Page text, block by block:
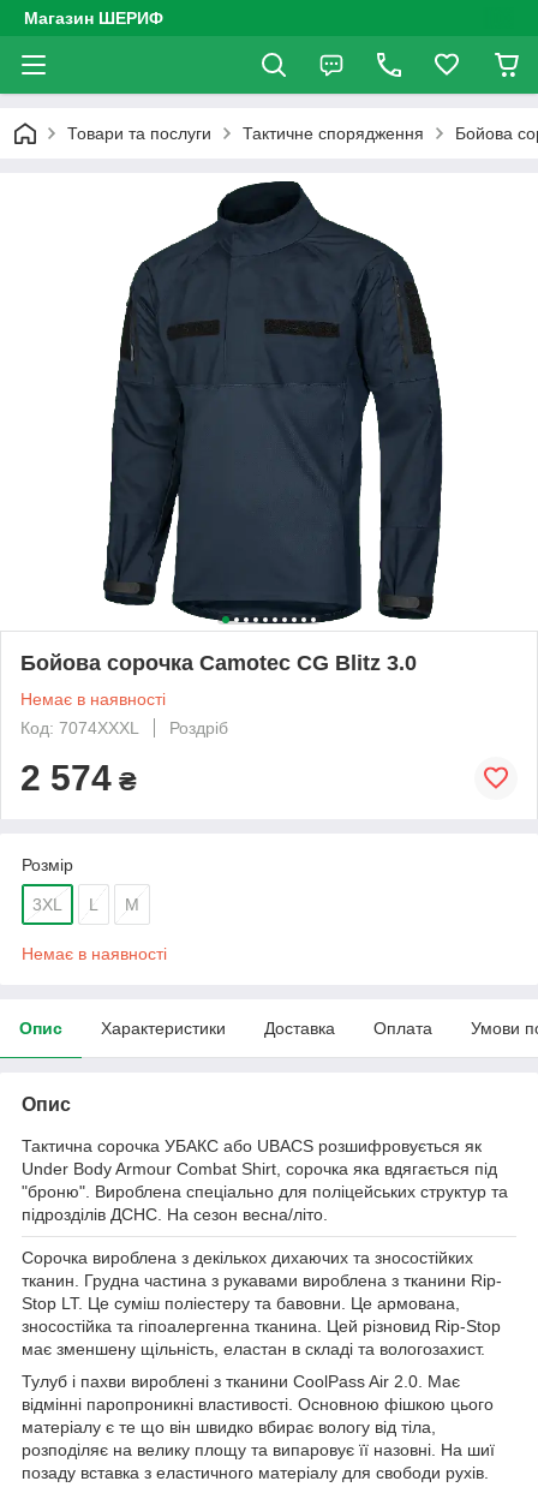
Магазин ШЕРИФ
Товари та послуги Тактичне спорядження Бойова
Бойова сорочка Camotec CG Blitz 3.0
Немає в наявності
Код: 7074XXXL
Роздріб
2 574 ₴
Розмір
3XL L M
Немає в наявності
Опис Характеристики Доставка Оплата Умови
Опис
Тактична сорочка УБАКС або UBACS розшифровується як
Under Body Armour Combat Shirt, сорочка яка вдягається під
"броню". Вироблена спеціально для поліцейських структур та
підрозділів ДСНС. На сезон весна/літо.
Сорочка вироблена з декількох дихаючих та зносостійких
тканин. Грудна частина з рукавами вироблена з тканини Rip-
Stop LT. Це суміш поліестеру та бавовни. Це армована,
зносостійка та гіпоалергенна тканина. Цей різновид Rip-Stop
має зменшену щільність, еластан в складі та вологозахист.
Тулуб і пахви вироблені з тканини CoolPass Air 2.0 . Має
відмінні паропроникні властивості. Основною фішкою цього
матеріалу є те що він швидко вбирає вологу від тіла,
розподіляє на велику площу та випаровує її назовні. На шиї
позаду вставка з еластичного матеріалу для свободи рухів.